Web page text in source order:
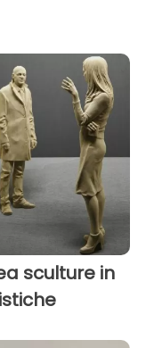
sculture in